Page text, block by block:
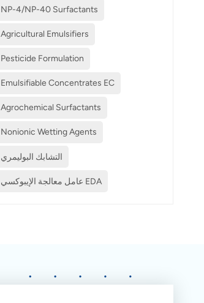
NP-4/NP-40 Surfactants
Agricultural Emulsifiers
Pesticide Formulation
Emulsifiable Concentrates EC
Agrochemical Surfactants
Nonionic Wetting Agents
التشابك البوليمري
عامل معالجة الإيبوكسي EDA